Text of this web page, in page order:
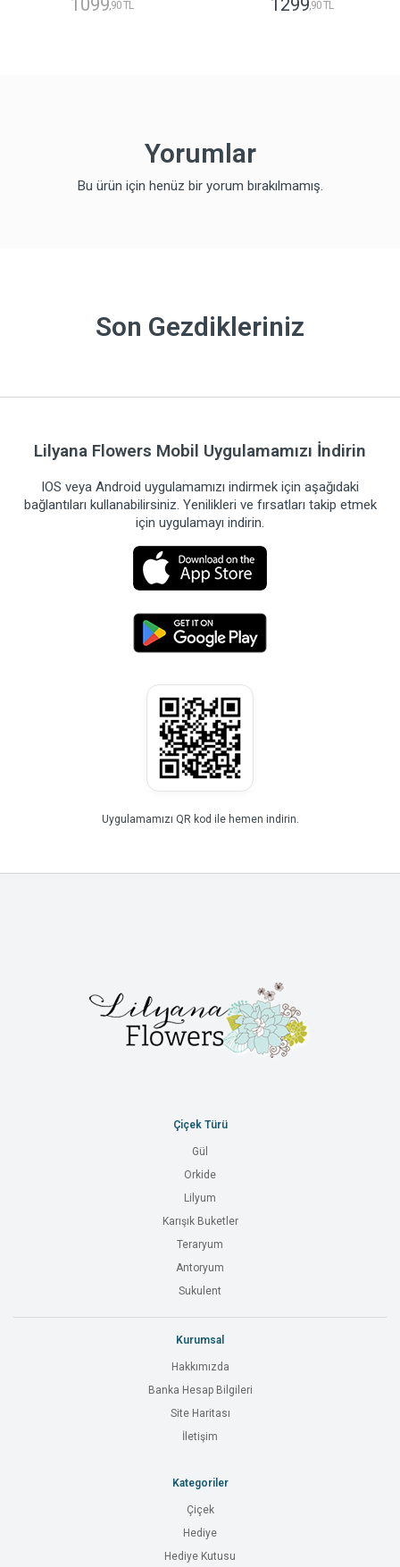
1099,90 TL 1299,90 TL
Yorumlar
Bu ürün için henüz bir yorum bırakılmamış.
Son Gezdikleriniz
Lilyana Flowers Mobil Uygulamamızı İndirin
IOS veya Android uygulamamızı indirmek için aşağıdaki
bağlantıları kullanabilirsiniz. Yenilikleri ve fırsatları takip etmek
için uygulamayı indirin.
Uygulamamızı QR kod ile hemen indirin.
Çiçek Türü
Gül
Orkide
Lilyum
Karışık Buketler
Teraryum
Antoryum
Sukulent
Kurumsal
Hakkımızda
Banka Hesap Bilgileri
Site Haritası
İletişim
Kategoriler
Çiçek
Hediye
Hediye Kutusu